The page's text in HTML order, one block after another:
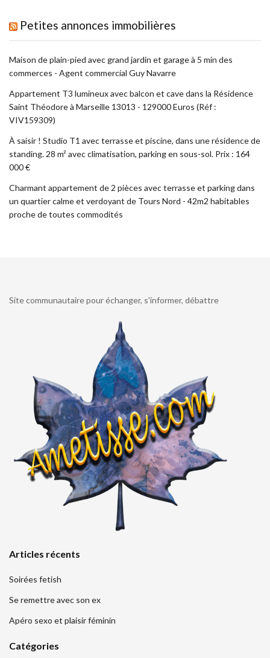
Petites annonces immobilières
Maison de plain-pied avec grand jardin et garage à 5 min des
commerces - Agent commercial Guy Navarre
Appartement T3 lumineux avec balcon et cave dans la Résidence
Saint Théodore à Marseille 13013 - 129000 Euros (Réf :
VIV159309)
À saisir ! Studio T1 avec terrasse et piscine, dans une résidence de
standing. 28 m² avec climatisation, parking en sous-sol. Prix : 164
000 €
Charmant appartement de 2 pièces avec terrasse et parking dans
un quartier calme et verdoyant de Tours Nord - 42m2 habitables
proche de toutes commodités
Site communautaire pour échanger, s'informer, débattre
Articles récents
Soirées fetish
Se remettre avec son ex
Apéro sexo et plaisir féminin
Catégories